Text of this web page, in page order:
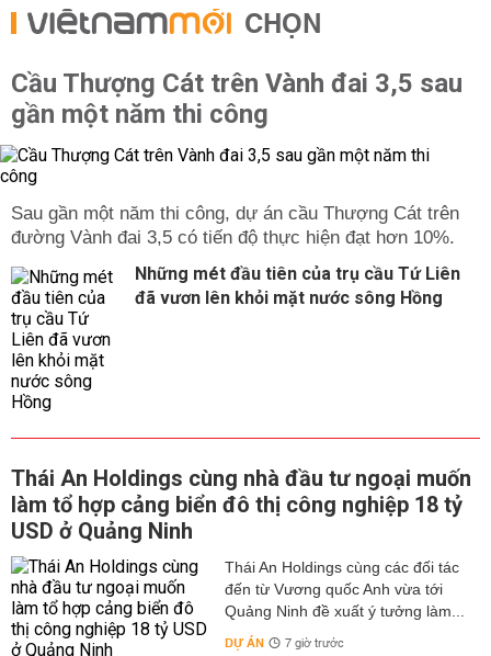
CHỌN
Cầu Thượng Cát trên Vành đai 3,5 sau
gần một năm thi công
Sau gần một năm thi công, dự án cầu Thượng Cát trên
đường Vành đai 3,5 có tiến độ thực hiện đạt hơn 10%.
Những mét đầu tiên của trụ cầu Tứ Liên
đã vươn lên khỏi mặt nước sông Hồng
Thái An Holdings cùng nhà đầu tư ngoại muốn
làm tổ hợp cảng biển đô thị công nghiệp 18 tỷ
USD ở Quảng Ninh
Thái An Holdings cùng các đối tác
đến từ Vương quốc Anh vừa tới
Quảng Ninh đề xuất ý tưởng làm...
DỰ ÁN 7 giờ trước